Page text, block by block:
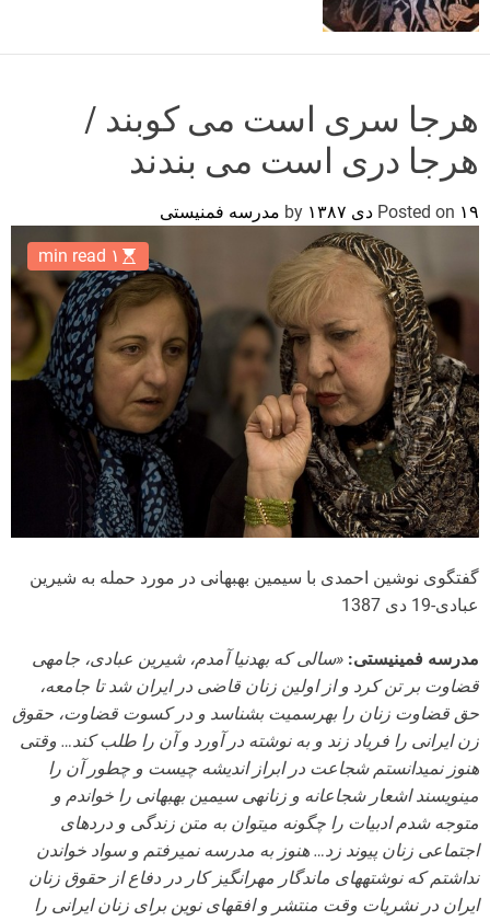
e
هرجا سری است می کوبند /
هرجا دری است می بندند
Posted on ۱۹ دی ۱۳۸۷ مدرسه فمنیستی
۱ min read
گفتگوی نوشین احمدی با سیمین بهبهانی در مورد حمله به شیرین
عبادی-19 دی 1387
مدرسه فمینیستی:
«سالی که به‎دنیا آمدم، شیرین عبادی، جامه‎ی
قضاوت بر تن کرد و از اولین زنان قاضی در ایران شد تا جامعه،
حق قضاوت زنان را به‎رسمیت بشناسد و در کسوت قضاوت، حقوق
زن ایرانی را فریاد زند و به نوشته در آورد و آن را طلب کند… وقتی
هنوز نمی‎دانستم شجاعت در ابراز اندیشه چیست و چطور آن را
می‎نویسند اشعار شجاعانه و زنانه‎ی سیمین بهبهانی را خواندم و
متوجه شدم ادبیات را چگونه می‎توان به متن زندگی و دردهای
اجتماعی زنان پیوند زد… هنوز به مدرسه نمی‎رفتم و سواد خواندن
نداشتم که نوشته‎های ماندگار مهرانگیز کار در دفاع از حقوق زنان
ایران در نشریات وقت منتشر و افق‎های نوین برای زنان ایرانی را